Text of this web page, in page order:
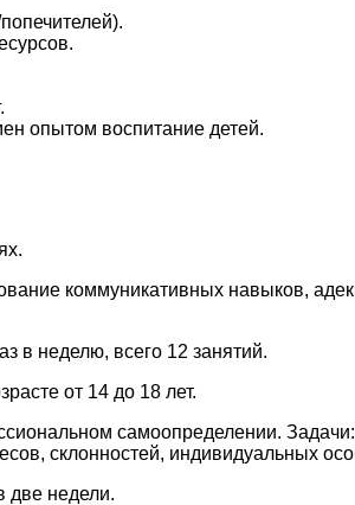
опытом воспитание детей.
коммуникативных навыков,
в неделю, всего 12 занятий.
от 14 до 18 лет.
самоопределении.
склонностей, индивидуальных
две недели.